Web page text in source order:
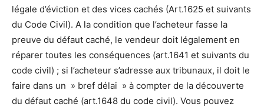
légale d’éviction et des vices cachés (Art.1625 et suivants
du Code Civil). A la condition que l’acheteur fasse la
preuve du défaut caché, le vendeur doit légalement en
réparer toutes les conséquences (art.1641 et suivants du
code civil) ; si l’acheteur s’adresse aux tribunaux, il doit le
faire dans un » bref délai » à compter de la découverte
du défaut caché (art.1648 du code civil). Vous pouvez